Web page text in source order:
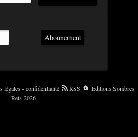
Abonnement
légales - confidentialité RSS
Éditions Sombres
Rets 2026